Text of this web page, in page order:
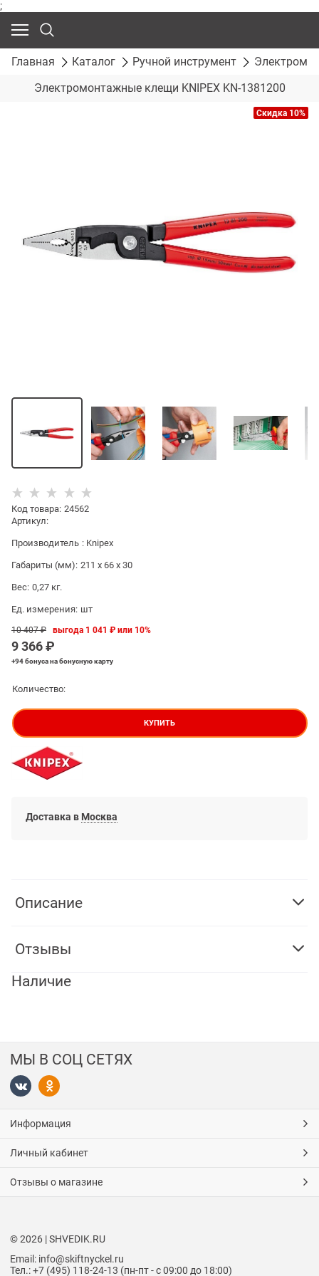
;
Главная Каталог Ручной инструмент
Электромонтажные клещи KNIPEX KN-1381200
Скидка 10%
Код товара: 24562
Артикул:
Производитель : Knipex
Габариты (мм): 211 x 66 x 30
Вес: 0,27 кг.
Ед. измерения: шт
10 407 ₽
9 366 ₽
выгода 1 041 ₽ или 10%
+94 бонусана бонусную карту
Количество:
КУПИТЬ
Доставка в Москва
Описание
Отзывы
Наличие
МЫ В СОЦ СЕТЯХ
Информация
Личный кабинет
Отзывы о магазине
© 2026 | SHVEDIK.RU
Email: info@skiftnyckel.ru
Тел.: +7 (495) 118-24-13 (пн-пт - с 09:00 до 18:00)